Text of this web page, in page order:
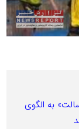
به الگوی